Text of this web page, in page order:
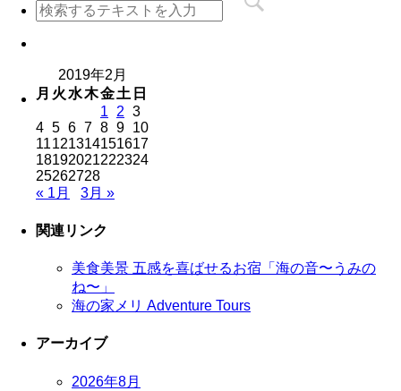
2019年2月
月 火 水木金土 日
1
2 3
4 5 6 7 8 9 10
11121314151617
18192021222324
25262728
« 1月
3月 »
関連リンク
美食美景 五感を喜ばせるお宿「海の音〜うみの
ね〜」
海の家メリ Adventure Tours
アーカイブ
2026年8月